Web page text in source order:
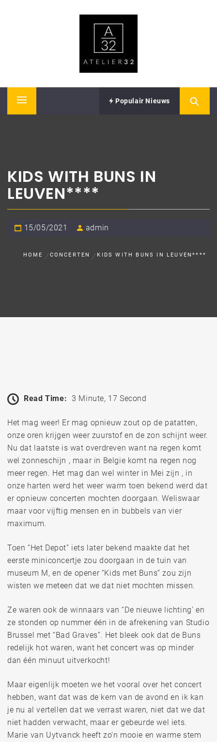
Primary
Populair Nieuws
KIDS WITH BUNS IN
LEUVEN****
15/05/2021 admin
HOME CONCERTEN KIDS WITH BUNS IN LEUVEN****
Read Time: 3 Minute, 17 Second
Het mag weer! Er mag opnieuw zout op de patatten,
onze oren krijgen weer zuurstof en de zon schijnt weer.
Nu dat laatste is wat overdreven want na regen komt
wel zonneschijn , maar in Belgie komt na regen nog
meer regen. Het mag dan wel winter in Mei zijn , in
onze harten werd het weer warm toen bekend werd dat
er opnieuw concerten mochten doorgaan. Weliswaar
maar voor vijftig mensen en in bubbels van vier
maximum.
Toen “Het Depot” iets later bekend maakte dat het
eerste miniconcertje zou doorgaan in de tuin van
museum M, en de opener “Kids met Buns” zou zijn
wisten we meteen dat we dat niet mochten missen.
Ze waren ook de winnaars van “De nieuwe lichting’ en
ze stonden op nummer één in de afrekening van Studio
Brussel met “Bad Graves”. Het bleek ook dat de Buns
redelijk hot waren, want het concert was op minder
dan één minuut uitverkocht!
Maar eigenlijk moeten we het vooral over het concert
hebben, want dat was de kern van de avond en ik kan
je nu al vertellen dat we verrast waren, niet dat we dat
niet hadden verwacht, maar er gebeurde wel iets.
Marie van Uytvanck heeft zo’n mooie en warme stem